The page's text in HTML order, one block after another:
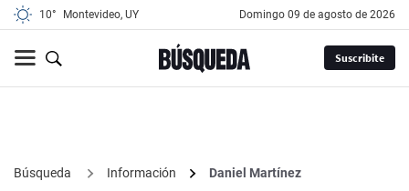
10° Montevideo, UY domingo 09 de agosto de 2026
Suscribite
Búsqueda Información
Daniel Martínez